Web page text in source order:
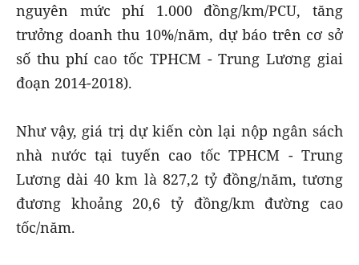
nguyên mức phí 1.000 đồng/km/PCU, tăng
trưởng doanh thu 10%/năm, dự báo trên cơ sở
số thu phí cao tốc TPHCM - Trung Lương giai
đoạn 2014-2018).
Như vậy, giá trị dự kiến còn lại nộp ngân sách
nhà nước tại tuyến cao tốc TPHCM - Trung
Lương dài 40 km là 827,2 tỷ đồng/năm, tương
đương khoảng 20,6 tỷ đồng/km đường cao
tốc/năm.